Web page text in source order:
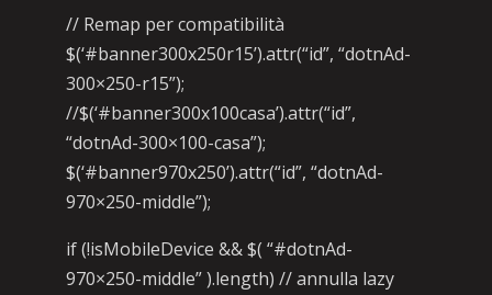
// Remap per compatibilità
$(‘#banner300x250r15’).attr(“id”, “dotnAd-
300×250-r15”);
//$(‘#banner300x100casa’).attr(“id”,
“dotnAd-300×100-casa”);
$(‘#banner970x250’).attr(“id”, “dotnAd-
970×250-middle”);
if (!isMobileDevice && $( “#dotnAd-
970×250-middle” ).length) // annulla lazy